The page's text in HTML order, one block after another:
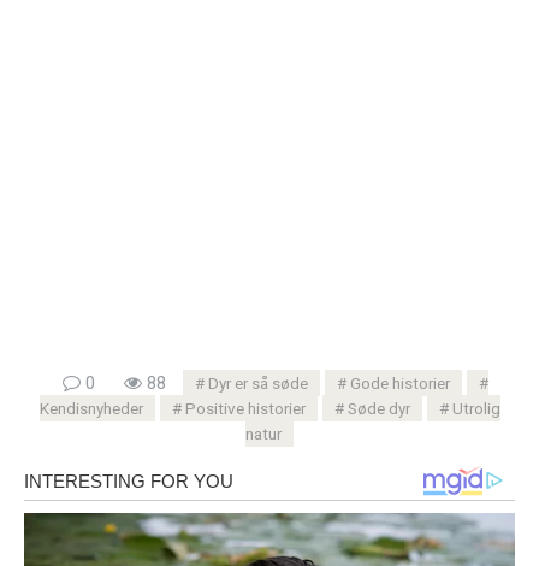
0 88 Dyr er så søde
Gode ​​historier
Kendisnyheder
Positive historier Søde dyr
Utrolig
natur